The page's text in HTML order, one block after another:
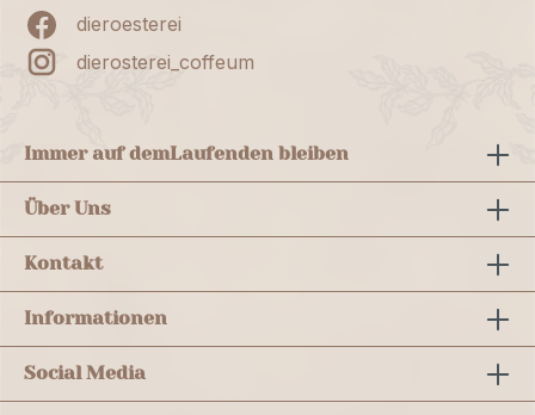
dieroesterei
dierosterei_coffeum
Immer auf demLaufenden bleiben
Über Uns
Kontakt
Informationen
Social Media